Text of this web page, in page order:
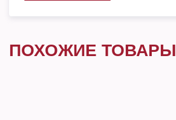
ПОХОЖИЕ ТОВАРЫ